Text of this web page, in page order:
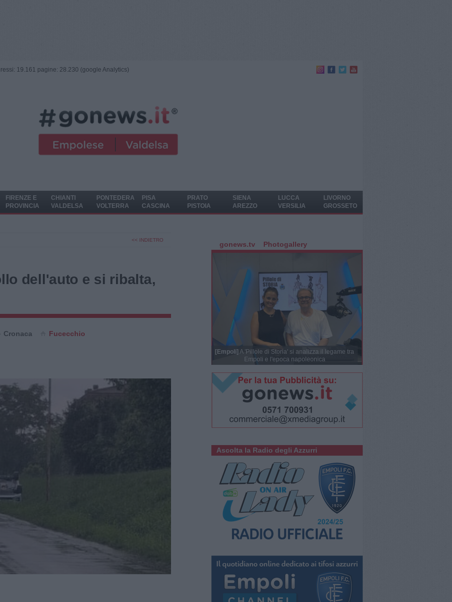
19.161 pagine: 28.230 (google Analytics)
FIRENZE E
PROVINCIA
CHIANTI
VALDELSA
PONTEDERA
VOLTERRA
PISA
CASCINA
PRATO
PISTOIA
SIENA
AREZZO
LUCCA
VERSILIA
LIVORNO
GROSSETO
<< INDIETRO
dell'auto e si ribalta,
Cronaca Fucecchio
gonews.tv Photogallery
[Empoli] A 'Pillole di Storia' si analizza il legame tra
Empoli e l'epoca napoleonica
Ascolta la Radio degli Azzurri